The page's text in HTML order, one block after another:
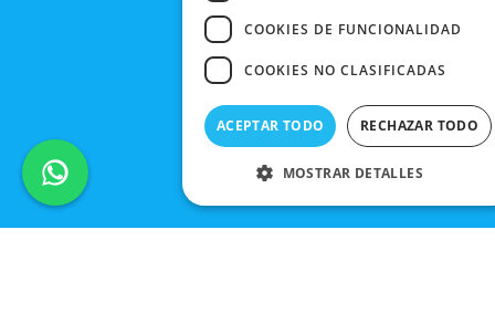
COOKIES DE FUNCIONALIDAD
COOKIES NO CLASIFICADAS
ACEPTAR TODO RECHAZAR TODO
MOSTRAR DETALLES